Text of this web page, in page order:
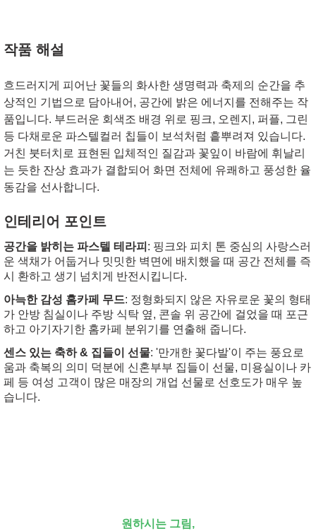
작품 해설
흐드러지게 피어난 꽃들의 화사한 생명력과 축제의 순간을 추
상적인 기법으로 담아내어, 공간에 밝은 에너지를 전해주는 작
품입니다. 부드러운 회색조 배경 위로 핑크, 오렌지, 퍼플, 그린
등 다채로운 파스텔컬러 칩들이 보석처럼 흩뿌려져 있습니다.
거친 붓터치로 표현된 입체적인 질감과 꽃잎이 바람에 휘날리
는 듯한 잔상 효과가 결합되어 화면 전체에 유쾌하고 풍성한 율
동감을 선사합니다.
인테리어 포인트
공간을 밝히는 파스텔 테라피 : 핑크와 피치 톤 중심의 사랑스러
운 색채가 어둡거나 밋밋한 벽면에 배치했을 때 공간 전체를 즉
시 환하고 생기 넘치게 반전시킵니다.
아늑한 감성 홈카페 무드: 정형화되지 않은 자유로운 꽃의 형태
가 안방 침실이나 주방 식탁 옆, 콘솔 위 공간에 걸었을 때 포근
하고 아기자기한 홈카페 분위기를 연출해 줍니다.
센스 있는 축하 & 집들이 선물: '만개한 꽃다발'이 주는 풍요로
움과 축복의 의미 덕분에 신혼부부 집들이 선물, 미용실이나 카
페 등 여성 고객이 많은 매장의 개업 선물로 선호도가 매우 높
습니다.
원하시는 그림,